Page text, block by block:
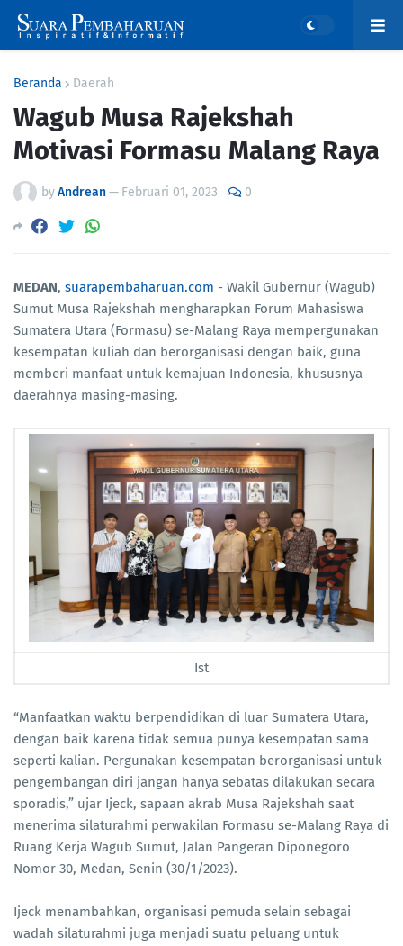
Beranda Daerah
Wagub Musa Rajekshah
Motivasi Formasu Malang Raya
byAndrean— Februari 01, 2023 0
MEDAN, suarapembaharuan.com - Wakil Gubernur (Wagub)
Sumut Musa Rajekshah mengharapkan Forum Mahasiswa
Sumatera Utara (Formasu) se-Malang Raya mempergunakan
kesempatan kuliah dan berorganisasi dengan baik, guna
memberi manfaat untuk kemajuan Indonesia, khususnya
daerahnya masing-masing.
Ist
“Manfaatkan waktu berpendidikan di luar Sumatera Utara,
dengan baik karena tidak semua punya kesempatan sama
seperti kalian. Pergunakan kesempatan berorganisasi untuk
pengembangan diri jangan hanya sebatas dilakukan secara
sporadis,” ujar Ijeck, sapaan akrab Musa Rajekshah saat
menerima silaturahmi perwakilan Formasu se-Malang Raya di
Ruang Kerja Wagub Sumut, Jalan Pangeran Diponegoro
Nomor 30, Medan, Senin (30/1/2023).
Ijeck menambahkan, organisasi pemuda selain sebagai
wadah silaturahmi juga menjadi suatu peluang untuk